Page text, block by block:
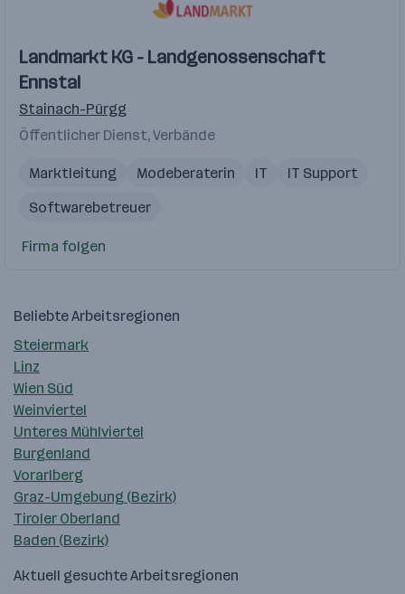
Landmarkt KG - Landgenossenschaft
Ennstal
Stainach-Pürgg
Öffentlicher Dienst, Verbände
Marktleitung Modeberaterin IT
IT Support
Softwarebetreuer
Firma folgen
Beliebte Arbeitsregionen
Steiermark
Linz
Wien Süd
Weinviertel
Unteres Mühlviertel
Burgenland
Vorarlberg
Graz-Umgebung (Bezirk)
Tiroler Oberland
Baden (Bezirk)
Aktuell gesuchte Arbeitsregionen